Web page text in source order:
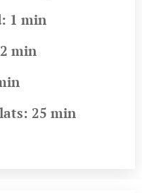
1 min
min
25 min